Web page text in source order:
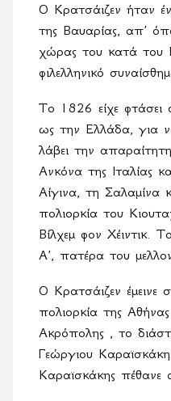
Ο Κρατσάιζεν ήταν
της Βαυαρίας, απ’
χώρας του κατά του
φιλελληνικό
Το 1826 είχε φτάσει
ως την Ελλάδα, για
λάβει την
Ανκόνα της Ιταλίας
Αίγινα, τη Σαλαμίνα
πολιορκία του
Βίλχεμ φον Χέιντικ.
A’, πατέρα του
Ο Κρατσάιζεν
πολιορκία της
Ακρόπολης , το
Γεώργιου
Καραϊσκάκης